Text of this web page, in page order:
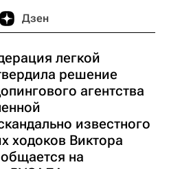
Дзен
легкой
решение
агентства
известного
ходоков Виктора
на